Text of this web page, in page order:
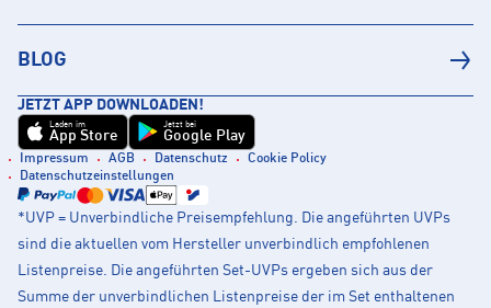
BLOG
JETZT APP DOWNLOADEN!
Laden im
App Store
Jetzt bei
Google Play
Impressum AGB Datenschutz
Cookie Policy
Datenschutzeinstellungen
*UVP = Unverbindliche Preisempfehlung. Die angeführten UVPs
sind die aktuellen vom Hersteller unverbindlich empfohlenen
Listenpreise. Die angeführten Set-UVPs ergeben sich aus der
Summe der unverbindlichen Listenpreise der im Set enthaltenen